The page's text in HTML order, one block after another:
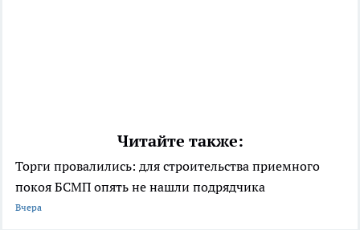
Читайте также:
Торги провалились: для строительства приемного
покоя БСМП опять не нашли подрядчика
Вчера